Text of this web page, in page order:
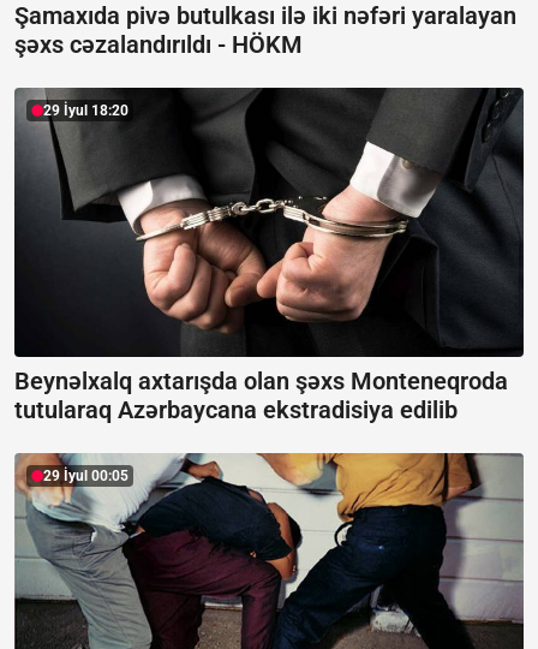
Şamaxıda pivə butulkası ilə iki nəfəri yaralayan
şəxs cəzalandırıldı - HÖKM
29 İyul 18:20
Beynəlxalq axtarışda olan şəxs Monteneqroda
tutularaq Azərbaycana ekstradisiya edilib
29 İyul 00:05